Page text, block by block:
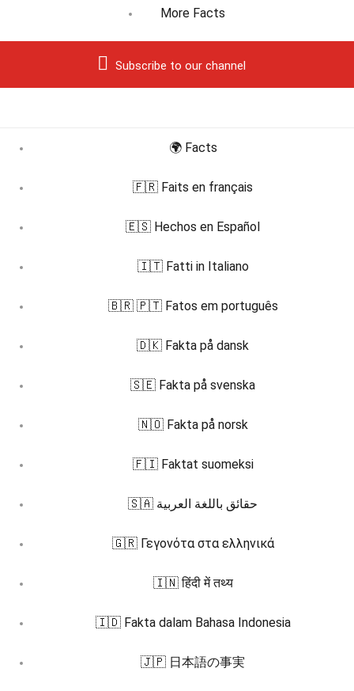
More Facts
Subscribe to our channel
🌍 Facts
🇫🇷 Faits en français
🇪🇸 Hechos en Español
🇮🇹 Fatti in Italiano
🇧🇷 🇵🇹 Fatos em português
🇩🇰 Fakta på dansk
🇸🇪 Fakta på svenska
🇳🇴 Fakta på norsk
🇫🇮 Faktat suomeksi
🇸🇦 حقائق باللغة العربية
🇬🇷 Γεγονότα στα ελληνικά
🇮🇳 हिंदी में तथ्य
🇮🇩 Fakta dalam Bahasa Indonesia
🇯🇵 日本語の事実